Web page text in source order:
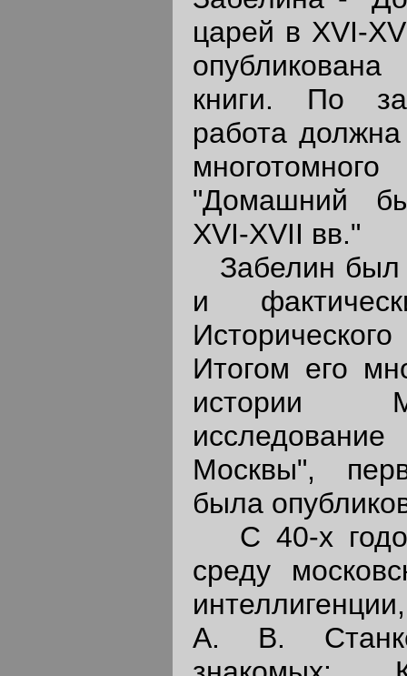
царей в XVI-
книги. По
работа
"Домашний
XVI-XVII вв."
Забелин был
и
Итогом его
истории
Москвы",
была
С 40-х
среду
А. В.